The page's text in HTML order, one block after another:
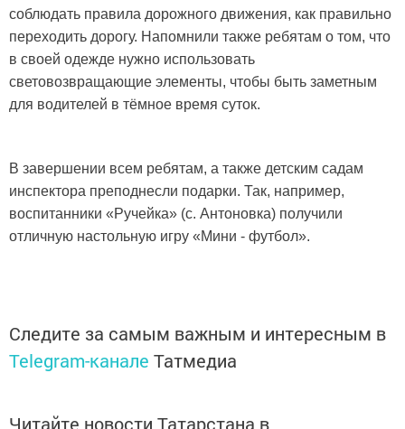
соблюдать правила дорожного движения, как правильно
переходить дорогу. Напомнили также ребятам о том, что
в своей одежде нужно использовать
световозвращающие элементы, чтобы быть заметным
для водителей в тёмное время суток.
В завершении всем ребятам, а также детским садам
инспектора преподнесли подарки. Так, например,
воспитанники «Ручейка» (с. Антоновка) получили
отличную настольную игру «Мини - футбол».
Следите за самым важным и интересным в
Telegram-канале Татмедиа
Читайте новости Татарстана в